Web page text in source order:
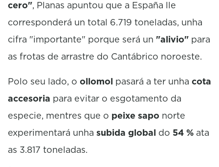
cero", Planas apuntou que a España lle
corresponderá un total 6.719 toneladas, unha
cifra "importante" porque será un "alivio" para
as frotas de arrastre do Cantábrico noroeste.
Polo seu lado, o ollomol pasará a ter unha cota
accesoria para evitar o esgotamento da
especie, mentres que o peixe sapo norte
experimentará unha subida global do 54 % ata
as 3.817 toneladas.